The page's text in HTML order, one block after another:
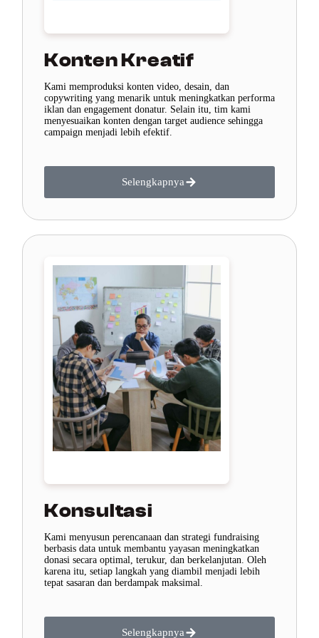
Konten Kreatif
Kami memproduksi konten video, desain, dan
copywriting yang menarik untuk meningkatkan performa
iklan dan engagement donatur. Selain itu, tim kami
menyesuaikan konten dengan target audience sehingga
campaign menjadi lebih efektif.
Selengkapnya
Konsultasi
Kami menyusun perencanaan dan strategi fundraising
berbasis data untuk membantu yayasan meningkatkan
donasi secara optimal, terukur, dan berkelanjutan. Oleh
karena itu, setiap langkah yang diambil menjadi lebih
tepat sasaran dan berdampak maksimal.
Selengkapnya